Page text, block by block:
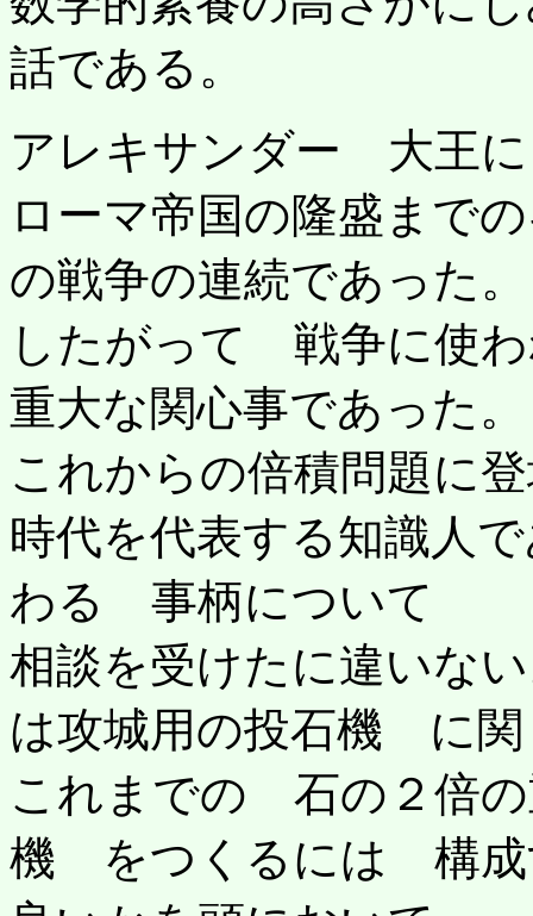
話である。
アレキサンダー 大王に
ローマ帝国の隆盛まで
の戦争の連続であった。
したがって 戦争に使
重大な関心事であった。
これからの倍積問題に
時代を代表する知識人
わる 事柄について
相談を受けたに違いな
は攻城用の投石機 に関
これまでの 石の２倍
機 をつくるには 構成